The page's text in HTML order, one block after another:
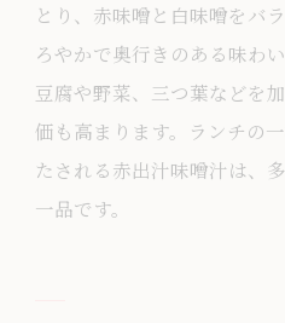
とり、赤味噌と白味噌をバ
ろやかで奥行きのある味わ
豆腐や野菜、三つ葉などを
価も高まります。ランチの
たされる赤出汁味噌汁は、
一品です。